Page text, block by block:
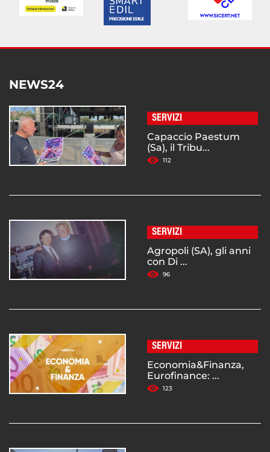
NEWS24
SERVIZI
Capaccio Paestum
(Sa), il Tribu...
112
SERVIZI
Agropoli (SA), gli anni
con Di ...
96
SERVIZI
Economia&Finanza,
Eurofinance: ...
123